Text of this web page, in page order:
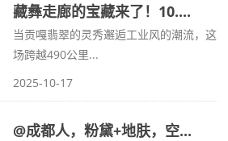
藏彝走廊的宝藏来了！10....
当贡嘎翡翠的灵秀邂逅工业风的潮流，这
场跨越490公里...
2025-10-17
@成都人，粉黛+地肤，空...